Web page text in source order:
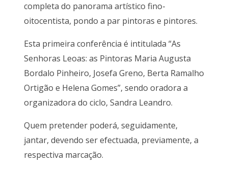
completa do panorama artístico fino-
oitocentista, pondo a par pintoras e pintores.
Esta primeira conferência é intitulada “As
Senhoras Leoas: as Pintoras Maria Augusta
Bordalo Pinheiro, Josefa Greno, Berta Ramalho
Ortigão e Helena Gomes”, sendo oradora a
organizadora do ciclo, Sandra Leandro.
Quem pretender poderá, seguidamente,
jantar, devendo ser efectuada, previamente, a
respectiva marcação.